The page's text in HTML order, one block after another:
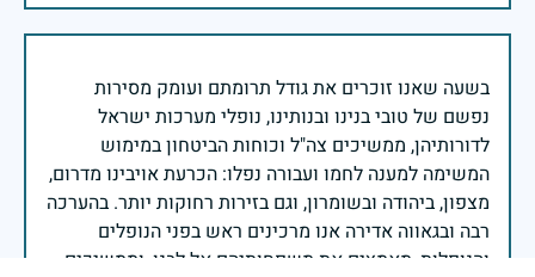
בשעה שאנו זוכרים את גודל תרומתם ועומק מסירות
נפשם של טובי בנינו ובנותינו, נופלי מערכות ישראל
לדורותיהן, ממשיכים צה"ל וכוחות הביטחון במימוש
המשימה למענה לחמו ועבורה נפלו: הכרעת אויבינו מדרום,
מצפון, ביהודה ובשומרון, וגם בזירות רחוקות יותר. בהערכה
רבה ובגאווה אדירה אנו מרכינים ראש בפני הנופלים
והנופלות, מאמצים את משפחותיהם אל לבנו, וממשיכים